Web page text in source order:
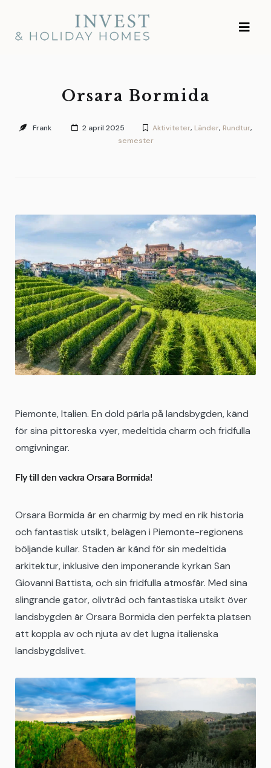
innehållet
Invest and Holiday
Homes
Orsara Bormida
Frank 2 april 2025 Aktiviteter, Länder, Rundtur,
semester
Piemonte, Italien. En dold pärla på landsbygden, känd
för sina pittoreska vyer, medeltida charm och fridfulla
omgivningar.
Fly till den vackra Orsara Bormida!
Orsara Bormida är en charmig by med en rik historia
och fantastisk utsikt, belägen i Piemonte-regionens
böljande kullar. Staden är känd för sin medeltida
arkitektur, inklusive den imponerande kyrkan San
Giovanni Battista, och sin fridfulla atmosfär. Med sina
slingrande gator, olivträd och fantastiska utsikt över
landsbygden är Orsara Bormida den perfekta platsen
att koppla av och njuta av det lugna italienska
landsbygdslivet.